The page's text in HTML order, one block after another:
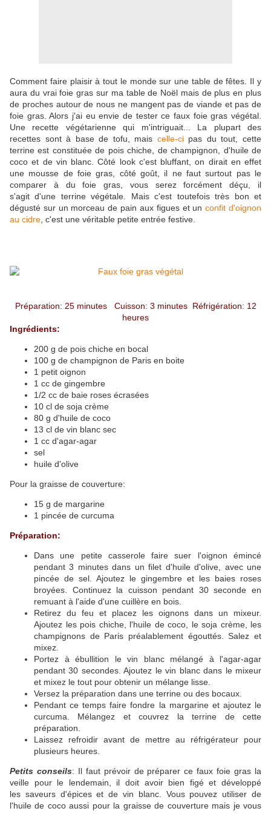
Comment faire plaisir à tout le monde sur une table de fêtes. Il y
aura du vrai foie gras sur ma table de Noël mais de plus en plus
de proches autour de nous ne mangent pas de viande et pas de
foie gras. Alors j'ai eu envie de tester ce faux foie gras végétal.
Une recette végétarienne qui m'intriguait... La plupart des
recettes sont à base de tofu, mais celle-cipas du tout, cette
terrine est constituée de pois chiche, de champignon, d'huile de
coco et de vin blanc. Côté look c'est bluffant, on dirait en effet
une mousse de foie gras, côté goût, il ne faut surtout pas le
comparer à du foie gras, vous serez forcément déçu, il
s'agit d'une terrine végétale. Mais c'est toutefois très bon et
dégusté sur un morceau de pain aux figues et unconfit d'oignon
au cidre , c'est une véritable petite entrée festive.
Préparation: 25 minutes Cuisson: 3 minutes Réfrigération: 12
heures
Ingrédients:
200 g de pois chiche en bocal
100 g de champignon de Paris en boite
1 petit oignon
1 cc de gingembre
1/2 cc de baie roses écrasées
10 cl de soja crème
80 g d'huile de coco
13 cl de vin blanc sec
1 cc d'agar-agar
sel
huile d'olive
Pour la graisse de couverture:
15 g de margarine
1 pincée de curcuma
Préparation:
Dans une petite casserole faire suer l'oignon émincé
pendant 3 minutes dans un filet d'huile d'olive, avec une
pincée de sel. Ajoutez le gingembre et les baies roses
broyées. Continuez la cuisson pendant 30 seconde en
remuant à l'aide d'une cuillère en bois.
Retirez du feu et placez les oignons dans un mixeur.
Ajoutez les pois chiche, l'huile de coco, le soja crème, les
champignons de Paris préalablement égouttés. Salez et
mixez.
Portez à ébullition le vin blanc mélangé à l'agar-agar
pendant 30 secondes. Ajoutez le vin blanc dans le mixeur
et mixez le tout pour obtenir un mélange lisse.
Versez la préparation dans une terrine ou des bocaux.
Pendant ce temps faire fondre la margarine et ajoutez le
curcuma. Mélangez et couvrez la terrine de cette
préparation.
Laissez refroidir avant de mettre au réfrigérateur pour
plusieurs heures.
Petits conseils: Il faut prévoir de préparer ce faux foie gras la
veille pour le lendemain, il doit avoir bien figé et développé
les saveurs d'épices et de vin blanc. Vous pouvez utiliser de
l'huile de coco aussi pour la graisse de couverture mais je vous